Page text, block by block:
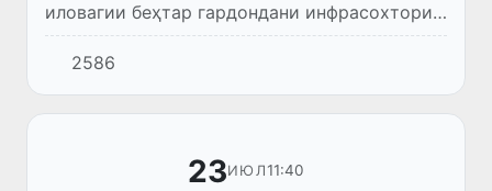
иловагии беҳтар гардондани инфрасохтори
сайёҳӣ ва минбаъд зиёд гардондани
шумораи сайёҳони хориҷӣ ба Ҷумҳурии
Ӯзбекистон” (ФП № 102 аз 18 июли...
2586
23ИЮЛ11:40